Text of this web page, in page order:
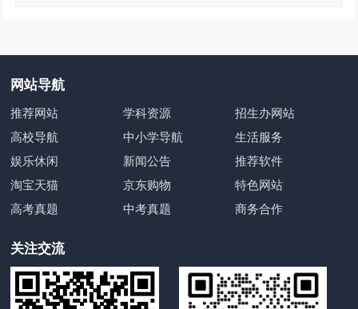
网站导航
推荐网站 学科资源
招生办网站
高校导航
中小学导航
生活服务
娱乐休闲
新闻公告
推荐软件
淘宝天猫
京东购物
特色网站
高考真题
中考真题 商务合作
关注交流